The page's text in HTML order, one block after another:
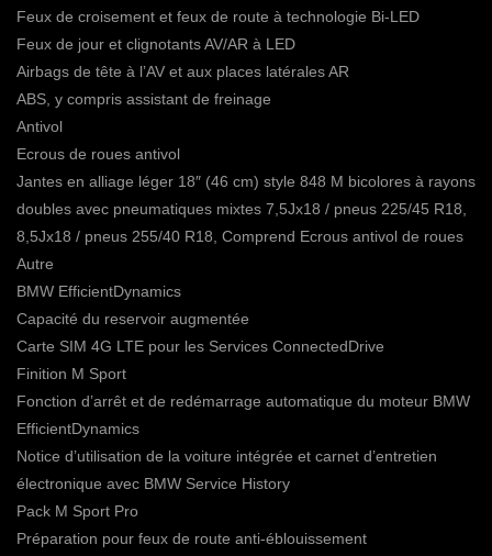
Feux de croisement et feux de route à technologie Bi-LED
Feux de jour et clignotants AV/AR à LED
Airbags de tête à l’AV et aux places latérales AR
ABS, y compris assistant de freinage
Antivol
Ecrous de roues antivol
Jantes en alliage léger 18″ (46 cm) style 848 M bicolores à rayons
doubles avec pneumatiques mixtes 7,5Jx18 / pneus 225/45 R18,
8,5Jx18 / pneus 255/40 R18, Comprend Ecrous antivol de roues
Autre
BMW EfficientDynamics
Capacité du reservoir augmentée
Carte SIM 4G LTE pour les Services ConnectedDrive
Finition M Sport
Fonction d’arrêt et de redémarrage automatique du moteur BMW
EfficientDynamics
Notice d’utilisation de la voiture intégrée et carnet d’entretien
électronique avec BMW Service History
Pack M Sport Pro
Préparation pour feux de route anti-éblouissement